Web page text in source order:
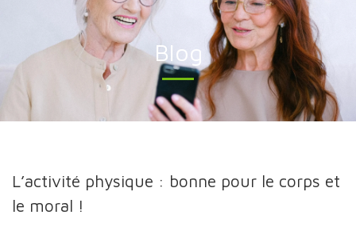
Blog
L’activité physique : bonne pour le corps et
le moral !